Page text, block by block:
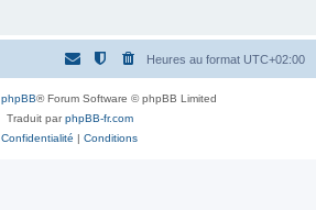
Heures au format UTC+02:00
phpBB® Forum Software © phpBB Limited
Traduit parphpBB-fr.com
Confidentialité | Conditions